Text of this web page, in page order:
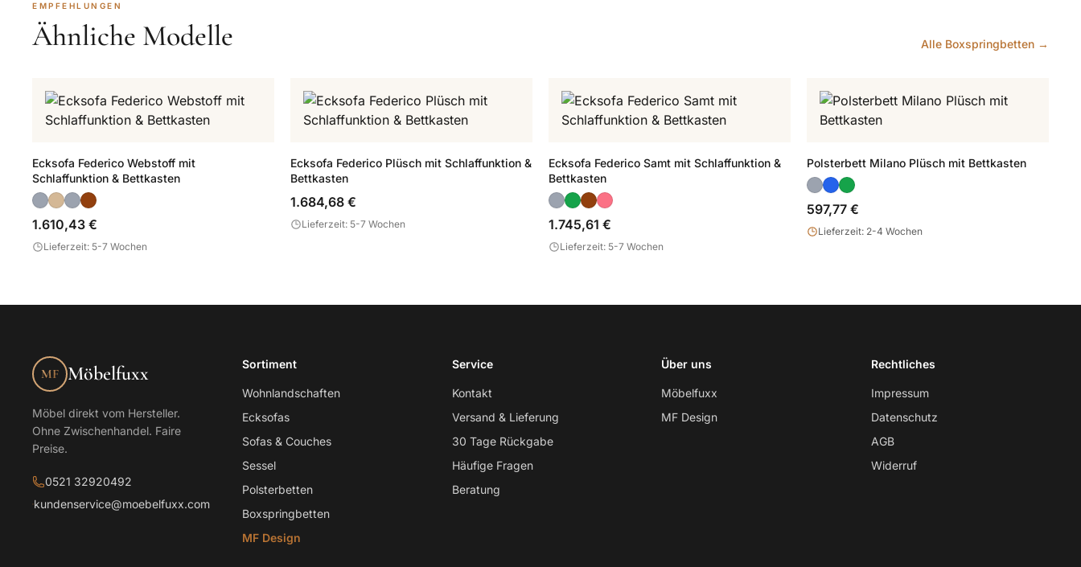
EMPFEHLUNGEN
Ähnliche Modelle Alle Boxspringbetten →
Ecksofa Federico Webstoff mit
Schlaffunktion & Bettkasten
1.610,43 €
Lieferzeit: 5-7 Wochen
Ecksofa Federico Plüsch mit Schlaffunktion &
Bettkasten
1.684,68 €
Lieferzeit: 5-7 Wochen
Ecksofa Federico Samt mit Schlaffunktion &
Bettkasten
1.745,61 €
Lieferzeit: 5-7 Wochen
Polsterbett Milano Plüsch mit Bettkasten
597,77 €
Lieferzeit: 2-4 Wochen
MF Möbelfuxx
Möbel direkt vom Hersteller.
Ohne Zwischenhandel. Faire
Preise.
0521 32920492
kundenservice@moebelfuxx.com
Sortiment
Wohnlandschaften
Ecksofas
Sofas & Couches
Sessel
Polsterbetten
Boxspringbetten
MF Design
Service
Kontakt
Versand & Lieferung
30 Tage Rückgabe
Häufige Fragen
Beratung
Über uns
Möbelfuxx
MF Design
Rechtliches
Impressum
Datenschutz
AGB
Widerruf